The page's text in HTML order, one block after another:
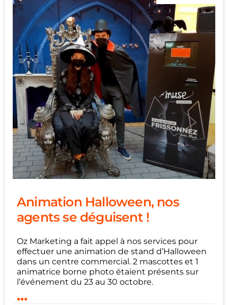
Animation Halloween, nos
agents se déguisent !
Oz Marketing a fait appel à nos services pour
effectuer une animation de stand d’Halloween
dans un centre commercial. 2 mascottes et 1
animatrice borne photo étaient présents sur
l’événement du 23 au 30 octobre.
...